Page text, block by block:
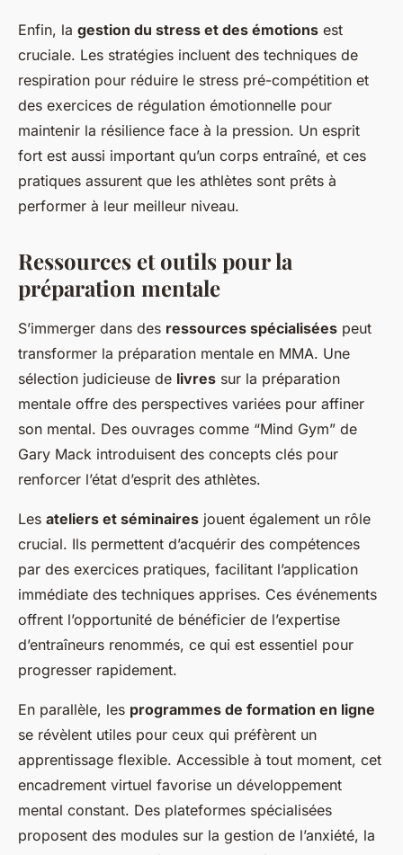
Enfin, la gestion du stress et des émotions est
cruciale. Les stratégies incluent des techniques de
respiration pour réduire le stress pré-compétition et
des exercices de régulation émotionnelle pour
maintenir la résilience face à la pression. Un esprit
fort est aussi important qu’un corps entraîné, et ces
pratiques assurent que les athlètes sont prêts à
performer à leur meilleur niveau.
Ressources et outils pour la
préparation mentale
S’immerger dans des ressources spécialisées peut
transformer la préparation mentale en MMA. Une
sélection judicieuse de livres sur la préparation
mentale offre des perspectives variées pour affiner
son mental. Des ouvrages comme “Mind Gym” de
Gary Mack introduisent des concepts clés pour
renforcer l’état d’esprit des athlètes.
Les ateliers et séminaires jouent également un rôle
crucial. Ils permettent d’acquérir des compétences
par des exercices pratiques, facilitant l’application
immédiate des techniques apprises. Ces événements
offrent l’opportunité de bénéficier de l’expertise
d’entraîneurs renommés, ce qui est essentiel pour
progresser rapidement.
En parallèle, les programmes de formation en ligne
se révèlent utiles pour ceux qui préfèrent un
apprentissage flexible. Accessible à tout moment, cet
encadrement virtuel favorise un développement
mental constant. Des plateformes spécialisées
proposent des modules sur la gestion de l’anxiété, la